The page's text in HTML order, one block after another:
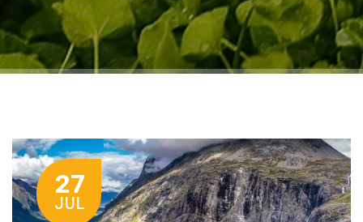
27
JUL